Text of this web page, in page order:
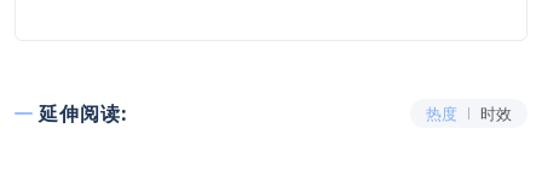
延伸阅读: 热度 时效